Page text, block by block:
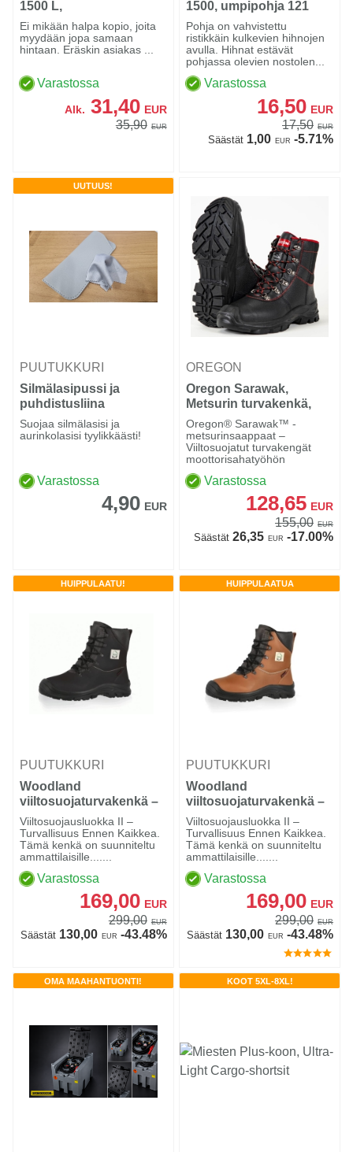
1500 L,
Pohjatyhjennettävä
Ei mikään halpa kopio, joita
myydään jopa samaan
hintaan. Eräskin asiakas ...
Varastossa
Alk. 31,40 EUR
35,90 EUR
1500, umpipohja 121
Pohja on vahvistettu
ristikkäin kulkevien hihnojen
avulla. Hihnat estävät
pohjassa olevien nostolen...
Varastossa
16,50 EUR
17,50 EUR
Säästät1,00 EUR -5.71%
UUTUUS!
PUUTUKKURI
Silmälasipussi ja
puhdistusliina
Suojaa silmälasisi ja
aurinkolasisi tyylikkäästi!
Varastossa
4,90 EUR
OREGON
Oregon Sarawak,
Metsurin turvakenkä,
nahka Class 1
Oregon® Sarawak™ -
metsurinsaappaat –
Viiltosuojatut turvakengät
moottorisahatyöhön
Varastossa
128,65 EUR
155,00 EUR
Säästät26,35 EUR -17.00%
HUIPPULAATU!
PUUTUKKURI
Woodland
viiltosuojaturvakenkä –
Luokka 2 (24 m/s), Black
Viiltosuojausluokka II –
Turvallisuus Ennen Kaikkea.
Tämä kenkä on suunniteltu
ammattilaisille.......
Varastossa
169,00 EUR
299,00 EUR
Säästät130,00 EUR -43.48%
HUIPPULAATUA
PUUTUKKURI
Woodland
viiltosuojaturvakenkä –
Luokka 2 (24 m/s),
Brown
Viiltosuojausluokka II –
Turvallisuus Ennen Kaikkea.
Tämä kenkä on suunniteltu
ammattilaisille.......
Varastossa
169,00 EUR
299,00 EUR
Säästät130,00 EUR -43.48%
OMA MAAHANTUONTI! KOOT 5XL-8XL!